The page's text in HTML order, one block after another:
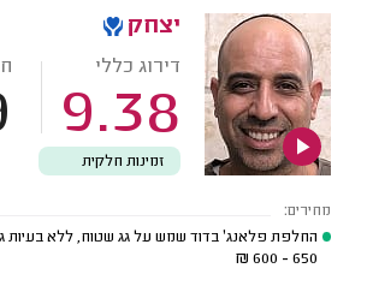
יצחק
דירוג כללי
9.38
זמינות חלקית
מחירים:
החלפת פלאנג' בדוד שמש על גג שטוח, ללא בעיות
650 - 600
₪